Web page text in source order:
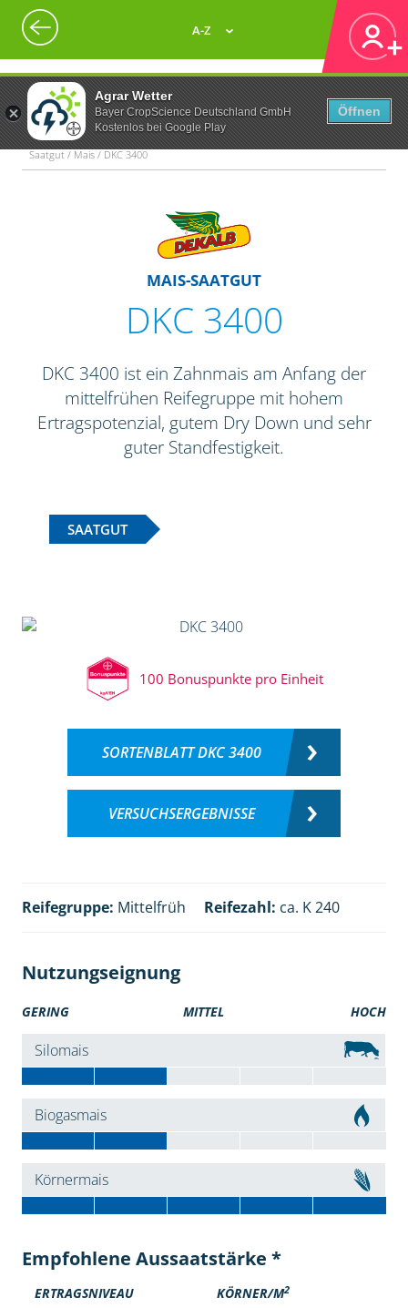
Agrar Wetter
Bayer CropScience Deutschland GmbH
Kostenlos bei Google Play
Öffnen
A-Z
Saatgut / Mais / DKC 3400
MAIS-SAATGUT
DKC 3400
DKC 3400 ist ein Zahnmais am Anfang der
mittelfrühen Reifegruppe mit hohem
Ertragspotenzial, gutem Dry Down und sehr
guter Standfestigkeit.
SAATGUT
100 Bonuspunkte pro Einheit
SORTENBLATT DKC 3400
VERSUCHSERGEBNISSE
Reifegruppe: Mittelfrüh Reifezahl: ca. K 240
Nutzungseignung
GERING MITTEL HOCH
Silomais
Biogasmais
Körnermais
Empfohlene Aussaatstärke *
ERTRAGSNIVEAU KÖRNER/M2